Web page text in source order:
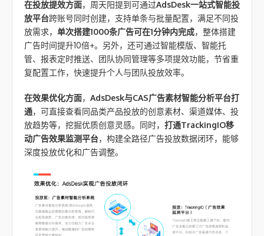
在投放提效方面，周天阳提到可通过AdsDesk一站式智能投
放平台跨账号同时创建，支持单条与批量配置，满足不同投
放需求， 单次搭建1000条广告可在1分钟内完成，整体搭建
广告时间提升10倍+。另外，还可通过智能模版、智能托
管、报表定时推送、团队协同管理等多项提效功能，节省重
复配置工作，快速提升个人与团队投放效率。
在效果优化方面， AdsDesk与CAS广告素材智能分析平台打
通，可直接查看同品类产品投放的创意素材、渠道媒体、投
放趋势等，挖掘优质创意灵感。同时， 打通TrackingIO移
动广告效果监测平台，构建全路径广告投放数据闭环，能够
深度投放优化和广告调整。